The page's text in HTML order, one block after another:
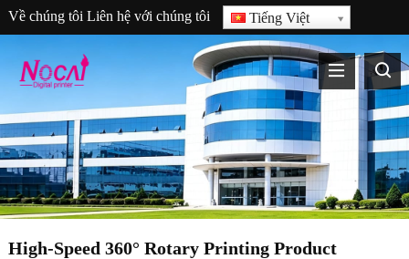
Về chúng tôi Liên hệ với chúng tôi Tiếng Việt
High-Speed 360° Rotary Printing Product